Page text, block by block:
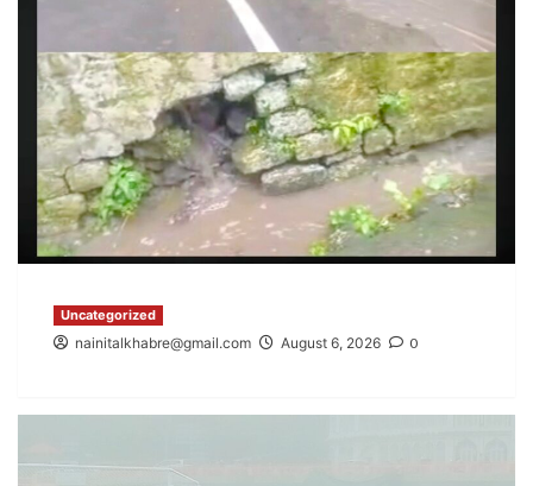
Uncategorized
nainitalkhabre@gmail.com August 6, 2026 0